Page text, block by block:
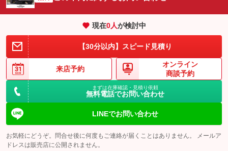
現在0人が検討中
【30分以内】スピード見積り
来店予約
オンライン
商談予約
まずは在庫確認・見積り依頼
無料電話でお問い合わせ
LINEでお問い合わせ
お気軽にどうぞ。問合せ後に何度もご連絡が届くことはありません。 メールア
ドレスは販売店に公開されません。